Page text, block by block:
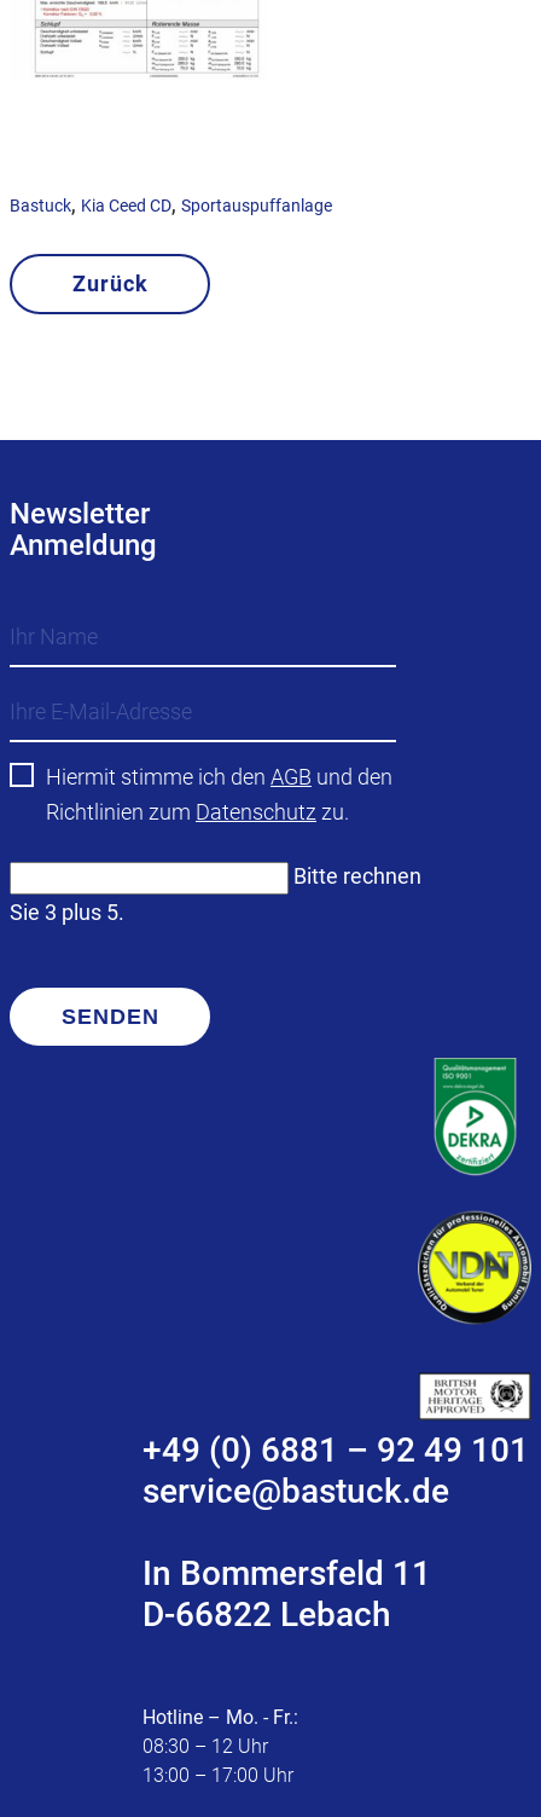
Bastuck, Kia Ceed CD, Sportauspuffanlage
Zurück
Newsletter
Anmeldung
Hiermit stimme ich den AGB und den
Richtlinien zum Datenschutz zu.
Bitte rechnen
Sie 3 plus 5.
SENDEN
+49 (0) 6881 – 92 49 101
service@bastuck.de
In Bommersfeld 11
D-66822 Lebach
Hotline – Mo. - Fr.:
08:30 – 12 Uhr
13:00 – 17:00 Uhr